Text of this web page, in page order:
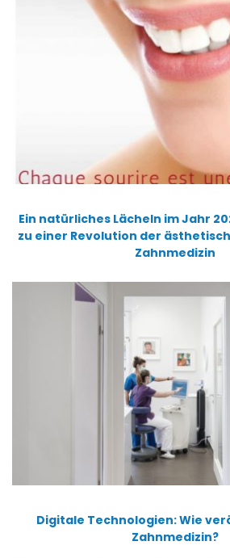
Ein natürliches Lächeln im Jahr
zu einer Revolution der
Zahnmedizin
Digitale Technologien: Wie
Zahnmedizin?